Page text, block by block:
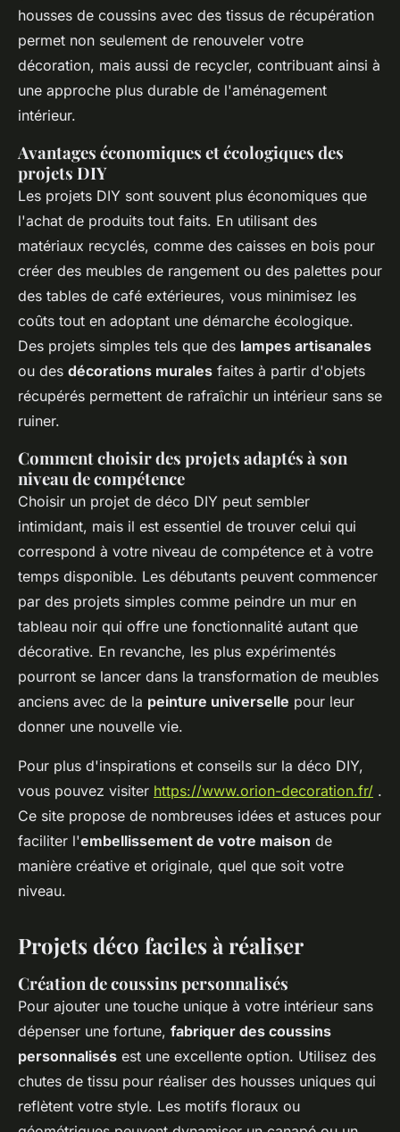
housses de coussins avec des tissus de récupération
permet non seulement de renouveler votre
décoration, mais aussi de recycler, contribuant ainsi à
une approche plus durable de l'aménagement
intérieur.
Avantages économiques et écologiques des
projets DIY
Les projets DIY sont souvent plus économiques que
l'achat de produits tout faits. En utilisant des
matériaux recyclés, comme des caisses en bois pour
créer des meubles de rangement ou des palettes pour
des tables de café extérieures, vous minimisez les
coûts tout en adoptant une démarche écologique.
Des projets simples tels que des lampes artisanales
ou des décorations murales faites à partir d'objets
récupérés permettent de rafraîchir un intérieur sans se
ruiner.
Comment choisir des projets adaptés à son
niveau de compétence
Choisir un projet de déco DIY peut sembler
intimidant, mais il est essentiel de trouver celui qui
correspond à votre niveau de compétence et à votre
temps disponible. Les débutants peuvent commencer
par des projets simples comme peindre un mur en
tableau noir qui offre une fonctionnalité autant que
décorative. En revanche, les plus expérimentés
pourront se lancer dans la transformation de meubles
anciens avec de la peinture universelle pour leur
donner une nouvelle vie.
Pour plus d'inspirations et conseils sur la déco DIY,
vous pouvez visiter https://www.orion-decoration.fr/ .
Ce site propose de nombreuses idées et astuces pour
faciliter l'embellissement de votre maison de
manière créative et originale, quel que soit votre
niveau.
Projets déco faciles à réaliser
Création de coussins personnalisés
Pour ajouter une touche unique à votre intérieur sans
dépenser une fortune, fabriquer des coussins
personnalisés est une excellente option. Utilisez des
chutes de tissu pour réaliser des housses uniques qui
reflètent votre style. Les motifs floraux ou